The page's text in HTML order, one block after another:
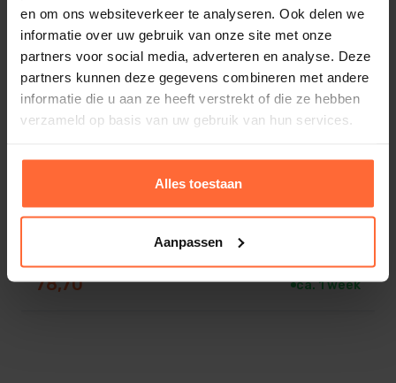
en om ons websiteverkeer te analyseren. Ook delen we
informatie over uw gebruik van onze site met onze
partners voor social media, adverteren en analyse. Deze
partners kunnen deze gegevens combineren met andere
informatie die u aan ze heeft verstrekt of die ze hebben
verzameld op basis van uw gebruik van hun services.
Alles toestaan
Aanpassen
2,5 lats en 3 delig Sauna ovenbeschermrek
(50 x 40)
78,70 ca. 1 week